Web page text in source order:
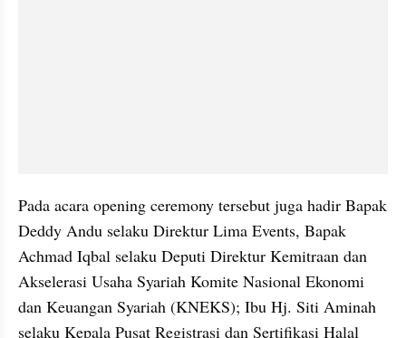
Pada acara opening ceremony tersebut juga hadir Bapak
Deddy Andu selaku Direktur Lima Events, Bapak
Achmad Iqbal selaku Deputi Direktur Kemitraan dan
Akselerasi Usaha Syariah Komite Nasional Ekonomi
dan Keuangan Syariah (KNEKS); Ibu Hj. Siti Aminah
selaku Kepala Pusat Registrasi dan Sertifikasi Halal